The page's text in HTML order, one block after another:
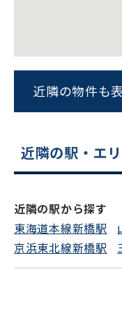
近隣の物件も
近隣の駅・エ
近隣の駅から探す
東海道本線新橋駅
京浜東北線新橋駅